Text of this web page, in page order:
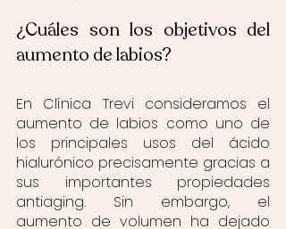
¿Cuáles son los objetivos del
aumento de labios?
En Clínica Trevi consideramos el
aumento de labios como uno de
los principales usos del ácido
hialurónico precisamente gracias a
sus importantes propiedades
antiaging. Sin embargo, el
aumento de volumen ha dejado